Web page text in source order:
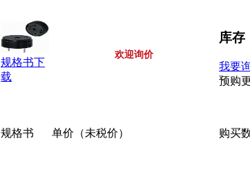
规格书下
载
欢迎询价
库存
我要
预购
规格书 单价（未税价） 购买